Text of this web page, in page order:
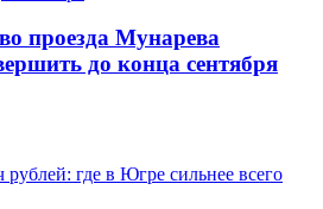
проезда Мунарева
до конца сентября